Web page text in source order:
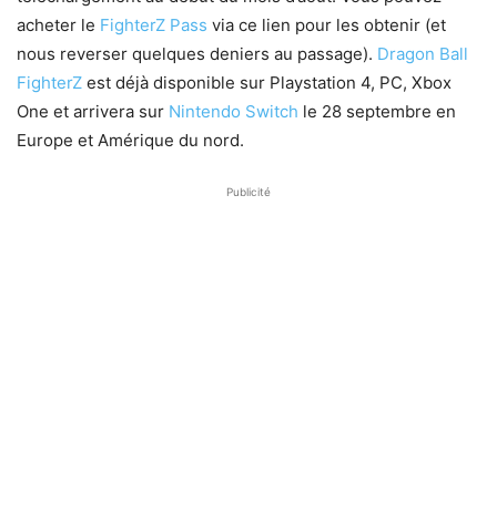
acheter le FighterZ Pass via ce lien pour les obtenir (et
nous reverser quelques deniers au passage). Dragon Ball
FighterZ est déjà disponible sur Playstation 4, PC, Xbox
One et arrivera sur Nintendo Switch le 28 septembre en
Europe et Amérique du nord.
Publicité